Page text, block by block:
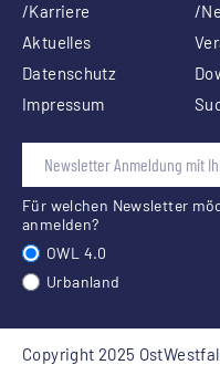
/Karriere
/
Aktuelles
Datenschutz
Impressum
Für welchen Newsletter
anmelden?
OWL 4.0
Urbanland
Copyright 2025